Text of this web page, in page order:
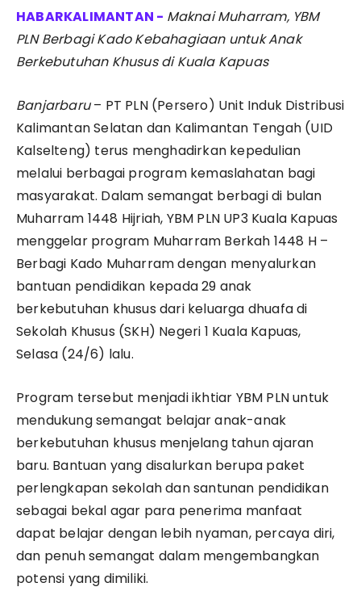
Maknai Muharram, YBM
PLN Berbagi Kado Kebahagiaan untuk Anak
Berkebutuhan Khusus di Kuala Kapuas
Banjarbaru– PT PLN (Persero) Unit Induk Distribusi
Kalimantan Selatan dan Kalimantan Tengah (UID
Kalselteng) terus menghadirkan kepedulian
melalui berbagai program kemaslahatan bagi
masyarakat. Dalam semangat berbagi di bulan
Muharram 1448 Hijriah, YBM PLN UP3 Kuala Kapuas
menggelar program Muharram Berkah 1448 H –
Berbagi Kado Muharram dengan menyalurkan
bantuan pendidikan kepada 29 anak
berkebutuhan khusus dari keluarga dhuafa di
Sekolah Khusus (SKH) Negeri 1 Kuala Kapuas,
Selasa (24/6) lalu.
Program tersebut menjadi ikhtiar YBM PLN untuk
mendukung semangat belajar anak-anak
berkebutuhan khusus menjelang tahun ajaran
baru. Bantuan yang disalurkan berupa paket
perlengkapan sekolah dan santunan pendidikan
sebagai bekal agar para penerima manfaat
dapat belajar dengan lebih nyaman, percaya diri,
dan penuh semangat dalam mengembangkan
potensi yang dimiliki.